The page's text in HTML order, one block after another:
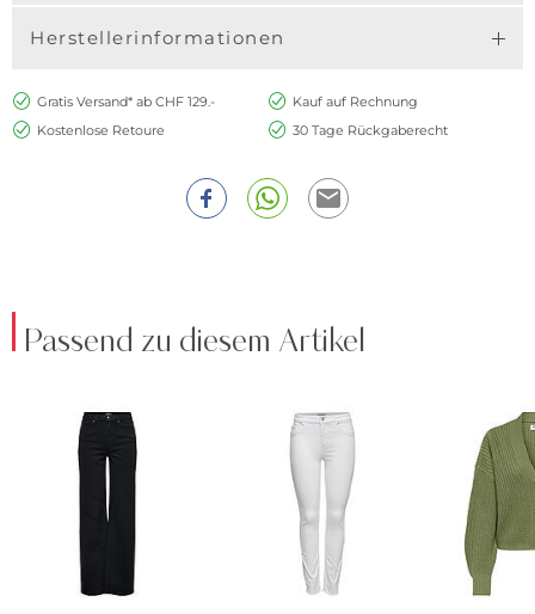
Herstellerinformationen
Gratis Versand* ab CHF 129.-
Kauf auf Rechnung
Kostenlose Retoure
30 Tage Rückgaberecht
Passend zu diesem Artikel